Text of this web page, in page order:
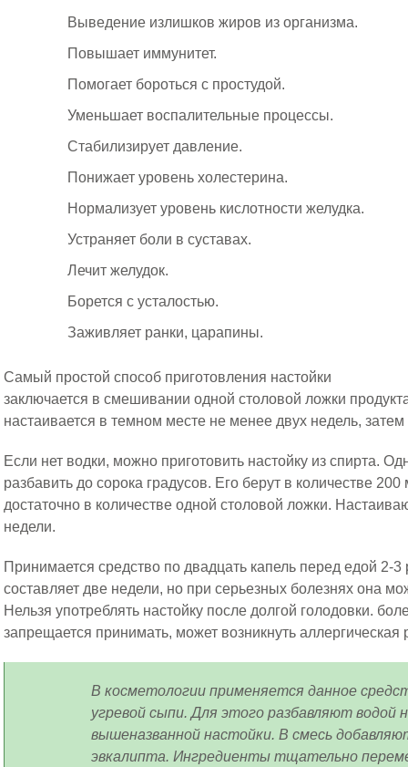
Выведение излишков жиров из организма.
Повышает иммунитет.
Помогает бороться с простудой.
Уменьшает воспалительные процессы.
Стабилизирует давление.
Понижает уровень холестерина.
Нормализует уровень кислотности желудка.
Устраняет боли в суставах.
Лечит желудок.
Борется с усталостью.
Заживляет ранки, царапины.
Самый простой способ приготовления настойки
заключается в смешивании одной столовой ложки
настаивается в темном месте не менее двух недель,
Если нет водки, можно приготовить настойку из спирта.
разбавить до сорока градусов. Его берут в количестве
достаточно в количестве одной столовой ложки.
недели.
Принимается средство по двадцать капель перед едой 2-
составляет две недели, но при серьезных болезнях она
Нельзя употреблять настойку после долгой голодовки.
запрещается принимать, может возникнуть аллергическая
В косметологии применяется данное
угревой сыпи. Для этого разбавляют водой
вышеназванной настойки. В смесь
эвкалипта. Ингредиенты тщательно